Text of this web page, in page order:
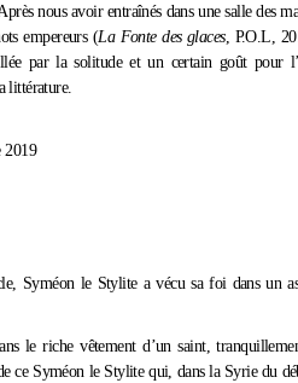
nous avoir entraînés dans une salle des
empereurs (La Fonte des glaces, P.O.L,
par la solitude et un certain goût pour
littérature.
2019
Syméon le Stylite a vécu sa foi dans un
le riche vêtement d’un saint,
ce Syméon le Stylite qui, dans la Syrie du